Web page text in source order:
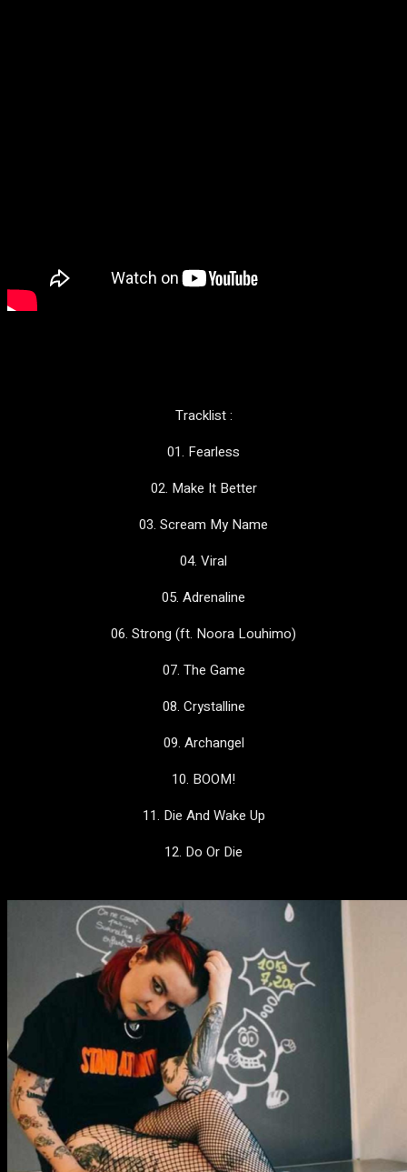
Tracklist :
01. Fearless
02. Make It Better
03. Scream My Name
04. Viral
05. Adrenaline
06. Strong (ft. Noora Louhimo)
07. The Game
08. Crystalline
09. Archangel
10. BOOM!
11. Die And Wake Up
12. Do Or Die